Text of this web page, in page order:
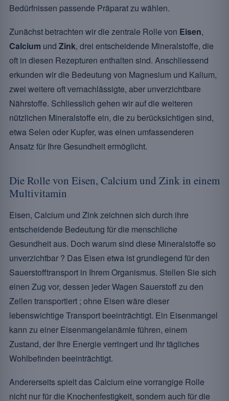
Bedürfnissen passende Präparat zu wählen.
Zunächst betrachten wir die zentrale Rolle von Eisen,
Calcium und Zink, drei entscheidende Mineralstoffe, die
oft in diesen Rezepturen enthalten sind. Anschliessend
erkunden wir die Bedeutung von Magnesium und Kalium,
zwei weitere oft vernachlässigte, aber unverzichtbare
Nährstoffe. Schliesslich gehen wir auf die weiteren
nützlichen Mineralstoffe ein, die zu berücksichtigen sind,
etwa Selen oder Kupfer, was einen umfassenderen
Ansatz für Ihre Gesundheit ermöglicht.
Die Rolle von Eisen, Calcium und Zink in einem
Multivitamin
Eisen, Calcium und Zink zeichnen sich durch ihre
entscheidende Bedeutung für die menschliche
Gesundheit aus. Doch warum sind diese Mineralstoffe so
unverzichtbar ? Das Eisen etwa ist grundlegend für den
Sauerstofftransport in Ihrem Organismus. Stellen Sie sich
einen Zug vor, dessen jeder Wagen Sauerstoff zu den
Zellen transportiert ; ohne Eisen wäre dieser
lebenswichtige Transport beeinträchtigt. Ein Eisenmangel
kann zu einer Eisenmangelanämie führen, einem
Zustand, der Ihre Energie verringert und Ihr tägliches
Wohlbefinden beeinträchtigt.
Andererseits spielt das Calcium eine vorrangige Rolle
nicht nur für die Knochenfestigkeit, sondern auch für die